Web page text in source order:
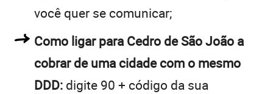
você quer se comunicar;
Como ligar para Cedro de São João a
cobrar de uma cidade com o mesmo
DDD: digite 90 + código da sua